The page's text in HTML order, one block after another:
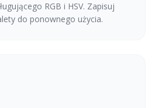
RGB i HSV. Zapisuj
do ponownego użycia.